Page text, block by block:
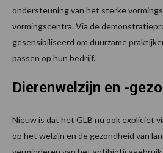
ondersteuning van het sterke
vormingscentra. Via de
gesensibiliseerd om duurzame
passen op hun bedrijf.
Dierenwelzijn en -
Nieuw is dat het GLB nu ook expliciet
op het welzijn en de gezondheid van